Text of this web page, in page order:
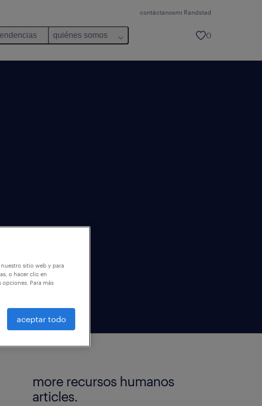
contáctanosmi Randstad
quiénes somos 0
more recursos humanos
articles.
sitio web y para
o hacer clic en
Para más
aceptar todo